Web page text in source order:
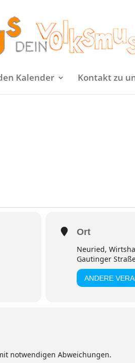
Kalender Kontakt zu
Ort
Neuried,
Gautinger
ANDERE
notwendigen Abweichungen.